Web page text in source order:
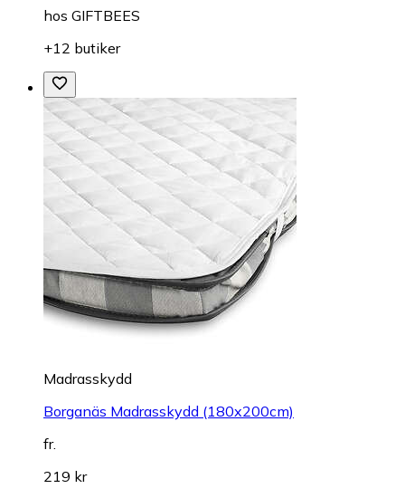
hos GIFTBEES
+12 butiker
Madrasskydd
Borganäs Madrasskydd (180x200cm)
fr.
219 kr